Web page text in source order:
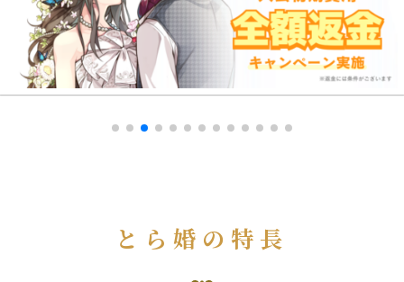
とら婚の特長